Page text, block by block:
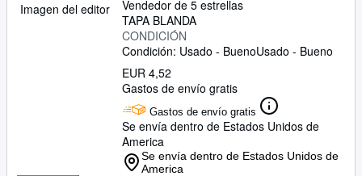
Imagen del editor
Vendedor de 5 estrellas
TAPA BLANDA
CONDICIÓN
Condición: Usado - BuenoUsado - Bueno
EUR 4,52
Gastos de envío gratis
Gastos de envío gratis
Se envía dentro de Estados Unidos de
America
Se envía dentro de Estados Unidos de
America